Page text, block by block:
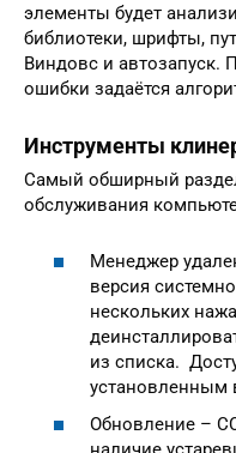
элементы будет
библиотеки, шрифты,
Виндовс и автозапуск.
ошибки задаётся
Инструменты
Самый обширный
обслуживания
Менеджер
версия
нескольких
из списка.
установленным
Обновление –